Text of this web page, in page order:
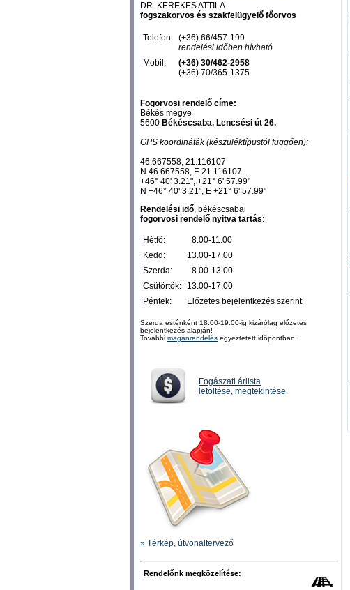
DR. KEREKES ATTILA
fogszakorvos és szakfelügyelő főorvos
Telefon: (+36) 66/457-199
rendelési időben hívható
Mobil:
(+36) 30/462-2958
(+36) 70/365-1375
Fogorvosi rendelő címe:
Békés megye
5600 Békéscsaba, Lencsési út 26.
GPS koordináták (készüléktípustól függően):
46.667558, 21.116107‎
N 46.667558, E 21.116107‎
+46° 40' 3.21", +21° 6' 57.99"
N +46° 40' 3.21", E +21° 6' 57.99"
Rendelési idő, békéscsabai
fogorvosi rendelő nyitva tartás:
Hétfő:
8.00-11.00
Kedd:
13.00-17.00
Szerda:
8.00-13.00
Csütörtök:
13.00-17.00
Péntek:
Előzetes bejelentkezés szerint
Szerda esténként 18.00-19.00-ig kizárólag előzetes
bejelentkezés alapján!
További magánrendelés egyeztetett időpontban.
Fogászati árlista
letöltése, megtekintése
» Térkép, útvonaltervező
Rendelőnk megközelítése: